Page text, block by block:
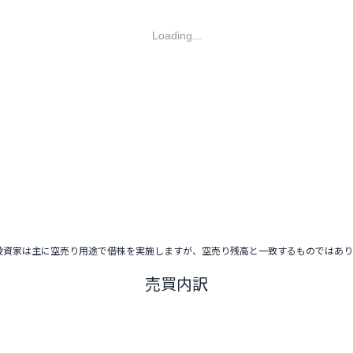
Loading...
家は主に空売り用途で借株を実施しますが、空売り残高と一致するものではあ
売買内訳